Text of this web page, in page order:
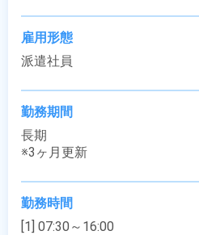
雇用形態
派遣社員
勤務期間
長期
※3ヶ月更新
勤務時間
[1] 07:30～16:00